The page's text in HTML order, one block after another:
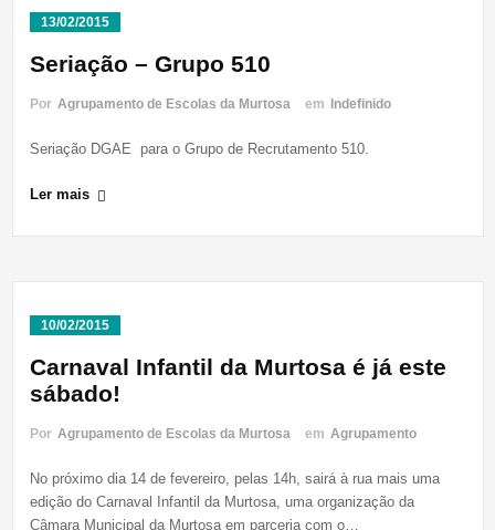
13/02/2015
Seriação – Grupo 510
Por Agrupamento de Escolas da Murtosa em Indefinido
Seriação DGAE para o Grupo de Recrutamento 510.
Ler mais
10/02/2015
Carnaval Infantil da Murtosa é já este
sábado!
Por Agrupamento de Escolas da Murtosa em Agrupamento
No próximo dia 14 de fevereiro, pelas 14h, sairá à rua mais uma
edição do Carnaval Infantil da Murtosa, uma organização da
Câmara Municipal da Murtosa em parceria com o…